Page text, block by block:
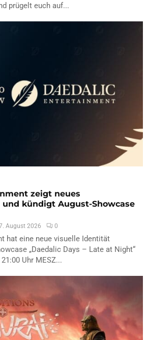
prügelt euch auf...
zeigt neues
kündigt August-Showcase
August 2026 0
hat eine neue visuelle Identität
„Daedalic Days – Late at Night“
Uhr MESZ...